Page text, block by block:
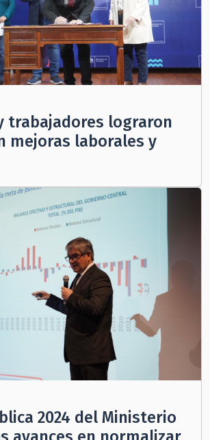
trabajadores lograron
mejoras laborales y
2024 del Ministerio